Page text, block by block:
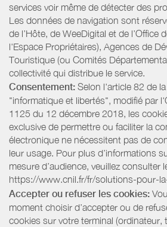
services voir même de détecter des
Les données de navigation sont
de l’Hôte, de WeeDigital et de l’Office
l'Espace Propriétaires), Agences de
Touristique (ou Comités
collectivité qui distribue le service.
Consentement: Selon l'article 82 de
"informatique et libertés", modifié par
1125 du 12 décembre 2018, les
exclusive de permettre ou faciliter la
électronique ne nécessitent pas de
leur usage. Pour plus d’informations
mesure d’audience, veuillez consulter
https://www.cnil.fr/fr/solutions-pour-
Accepter ou refuser les cookies:
moment choisir d’accepter ou de
cookies sur votre terminal (ordinateur,